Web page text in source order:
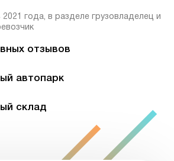
года, в разделе грузовладелец и
отзывов
автопарк
склад